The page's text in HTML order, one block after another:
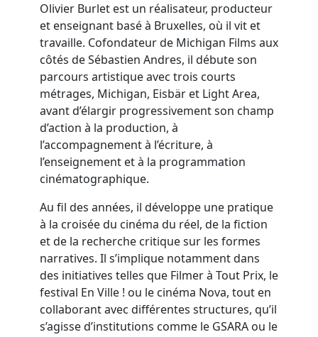
Olivier Burlet est un réalisateur, producteur
et enseignant basé à Bruxelles, où il vit et
travaille. Cofondateur de Michigan Films aux
côtés de Sébastien Andres, il débute son
parcours artistique avec trois courts
métrages, Michigan, Eisbär et Light Area,
avant d’élargir progressivement son champ
d’action à la production, à
l’accompagnement à l’écriture, à
l’enseignement et à la programmation
cinématographique.
Au fil des années, il développe une pratique
à la croisée du cinéma du réel, de la fiction
et de la recherche critique sur les formes
narratives. Il s’implique notamment dans
des initiatives telles que Filmer à Tout Prix, le
festival En Ville ! ou le cinéma Nova, tout en
collaborant avec différentes structures, qu’il
s’agisse d’institutions comme le GSARA ou le